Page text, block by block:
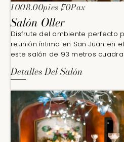
1008.00pies70Pax
Salón Oller
Disfrute del ambiente perfecto
reunión íntima en San Juan en
este salón de 93 metros
conexiones significativas.
Detalles Del Salón